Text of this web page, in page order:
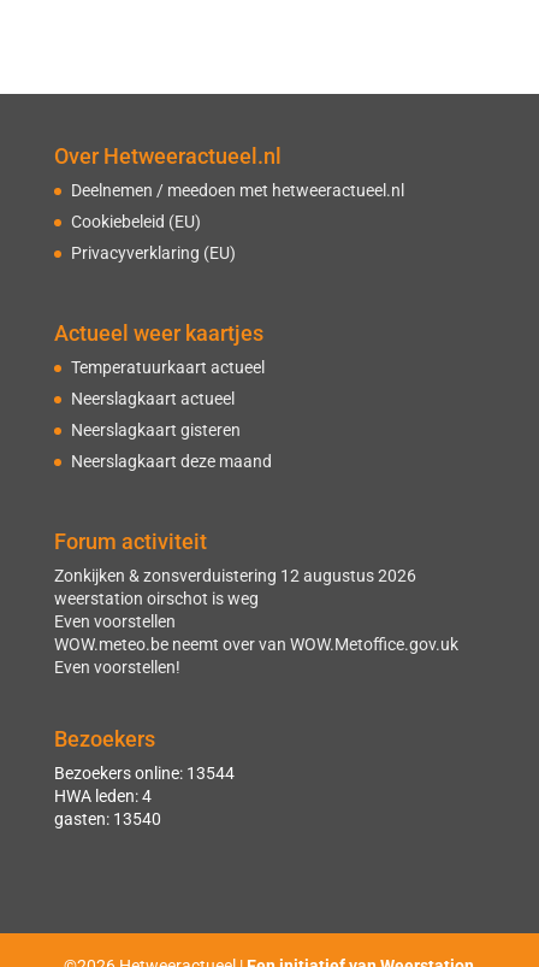
Over Hetweeractueel.nl
Deelnemen / meedoen met hetweeractueel.nl
Cookiebeleid (EU)
Privacyverklaring (EU)
Actueel weer kaartjes
Temperatuurkaart actueel
Neerslagkaart actueel
Neerslagkaart gisteren
Neerslagkaart deze maand
Forum activiteit
Zonkijken & zonsverduistering 12 augustus 2026
weerstation oirschot is weg
Even voorstellen
WOW.meteo.be neemt over van WOW.Metoffice.gov.uk
Even voorstellen!
Bezoekers
Bezoekers online: 13544
HWA leden: 4
gasten: 13540